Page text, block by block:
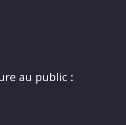
au public :